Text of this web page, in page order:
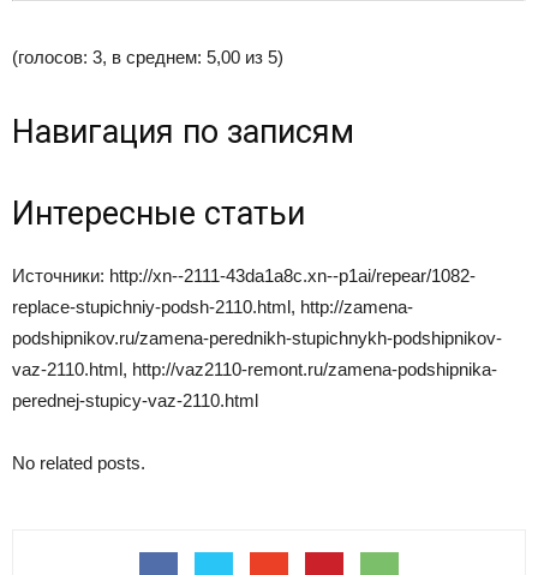
(голосов: 3, в среднем: 5,00 из 5)
Навигация по записям
Интересные статьи
Источники: http://xn--2111-43da1a8c.xn--p1ai/repear/1082-
replace-stupichniy-podsh-2110.html, http://zamena-
podshipnikov.ru/zamena-perednikh-stupichnykh-podshipnikov-
vaz-2110.html, http://vaz2110-remont.ru/zamena-podshipnika-
perednej-stupicy-vaz-2110.html
No related posts.